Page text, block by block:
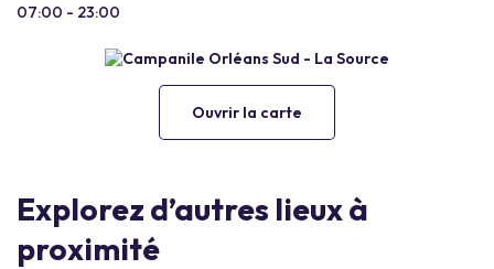
07:00 - 23:00
Ouvrir la carte
Explorez d’autres lieux à
proximité